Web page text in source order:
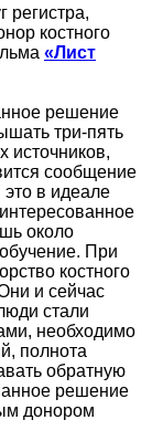
регистра,
костного
«Лист
решение
три-пять
источников,
сообщение
это в идеале
около
При
костного
и сейчас
стали
необходимо
полнота
обратную
решение
донором